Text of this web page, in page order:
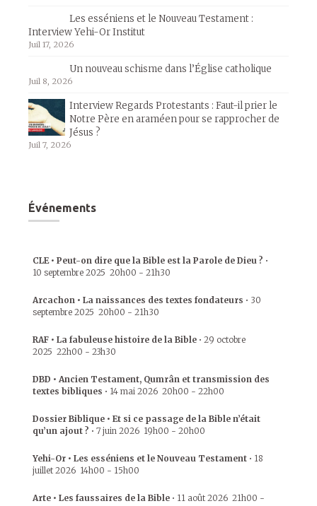
Les esséniens et le Nouveau Testament :
Interview Yehi-Or Institut
Juil 17, 2026
Un nouveau schisme dans l’Église catholique
Juil 8, 2026
Interview Regards Protestants : Faut-il prier le
Notre Père en araméen pour se rapprocher de
Jésus ?
Juil 7, 2026
Événements
CLE • Peut-on dire que la Bible est la Parole de Dieu ? •
10 septembre 2025 20h00 - 21h30
Arcachon • La naissances des textes fondateurs • 30
septembre 2025 20h00 - 21h30
RAF • La fabuleuse histoire de la Bible • 29 octobre
2025 22h00 - 23h30
DBD • Ancien Testament, Qumrân et transmission des
textes bibliques • 14 mai 2026 20h00 - 22h00
Dossier Biblique • Et si ce passage de la Bible n’était
qu’un ajout ? • 7 juin 2026 19h00 - 20h00
Yehi-Or • Les esséniens et le Nouveau Testament • 18
juillet 2026 14h00 - 15h00
Arte • Les faussaires de la Bible • 11 août 2026 21h00 -